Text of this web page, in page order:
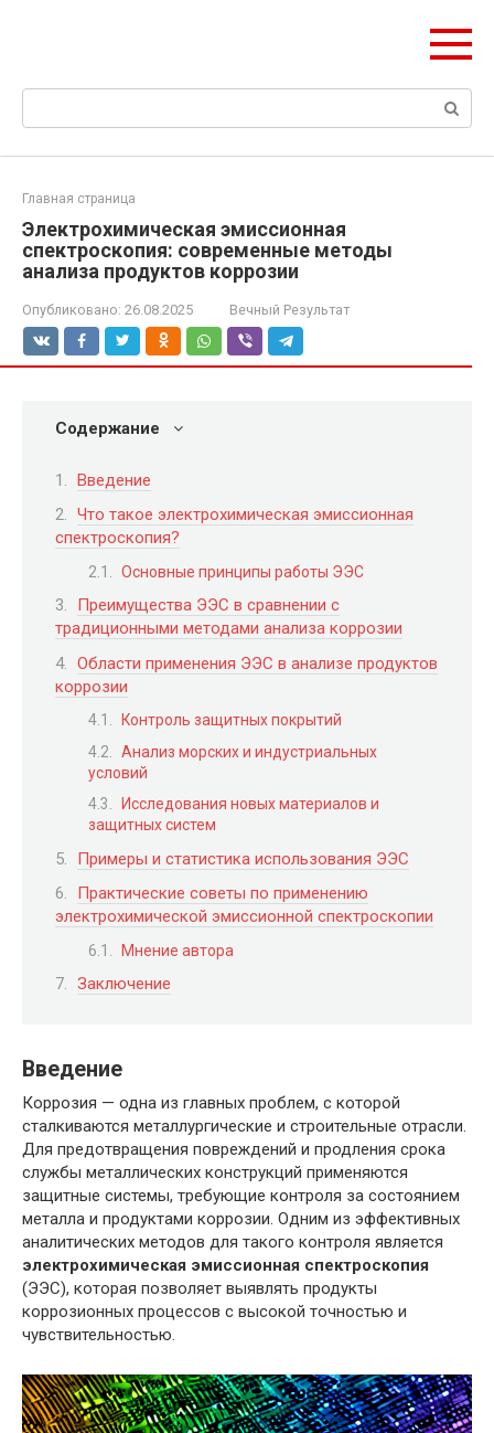
Поиск:
Главная страница
Электрохимическая эмиссионная
спектроскопия: современные методы
анализа продуктов коррозии
Опубликовано: 26.08.2025 Вечный Результат
Содержание
Введение
Что такое электрохимическая эмиссионная
спектроскопия?
Основные принципы работы ЭЭС
Преимущества ЭЭС в сравнении с
традиционными методами анализа коррозии
Области применения ЭЭС в анализе продуктов
коррозии
Контроль защитных покрытий
Анализ морских и индустриальных
условий
Исследования новых материалов и
защитных систем
Примеры и статистика использования ЭЭС
Практические советы по применению
электрохимической эмиссионной спектроскопии
Мнение автора
Заключение
Введение
Коррозия — одна из главных проблем, с которой
сталкиваются металлургические и строительные отрасли.
Для предотвращения повреждений и продления срока
службы металлических конструкций применяются
защитные системы, требующие контроля за состоянием
металла и продуктами коррозии. Одним из эффективных
аналитических методов для такого контроля является
электрохимическая эмиссионная спектроскопия
(ЭЭС), которая позволяет выявлять продукты
коррозионных процессов с высокой точностью и
чувствительностью.